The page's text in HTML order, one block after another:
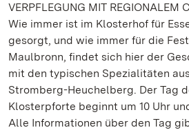
VERPFLEGUNG MIT REGIONALEM
Wie immer ist im Klosterhof für
gesorgt, und wie immer für die
Maulbronn, findet sich hier der
mit den typischen Spezialitäten
Stromberg-Heuchelberg. Der Tag
Klosterpforte beginnt um 10 Uhr
Alle Informationen über den Tag